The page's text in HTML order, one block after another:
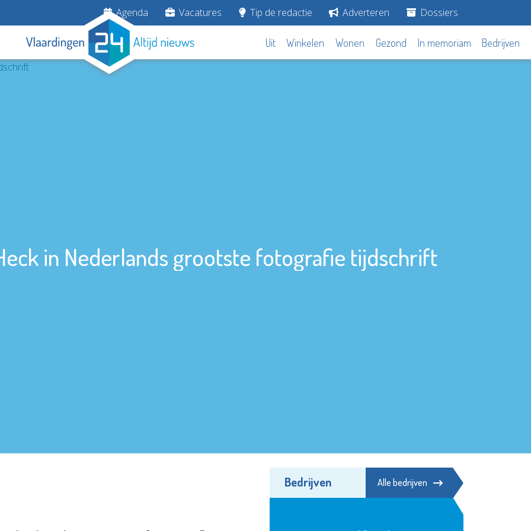
Agenda Vacatures Tip de redactie Adverteren Dossiers
Uit Winkelen Wonen Gezond In memoriam Bedrijven
in Nederlands grootste fotografie tijdschrift
Bedrijven Alle bedrijven